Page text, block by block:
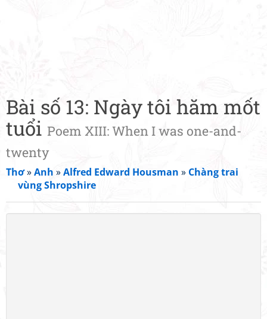
Bài số 13: Ngày tôi hăm mốt
tuổi Poem XIII: When I was one-and-
twenty
Thơ»Anh »Alfred Edward Housman » Chàng trai
vùng Shropshire